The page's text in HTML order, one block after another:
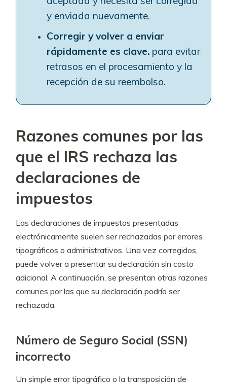
y enviada nuevamente.
Corregir y volver a enviar
rápidamente es clave. para evitar
retrasos en el procesamiento y la
recepción de su reembolso.
Razones comunes por las
que el IRS rechaza las
declaraciones de
impuestos
Las declaraciones de impuestos presentadas
electrónicamente suelen ser rechazadas por errores
tipográficos o administrativos. Una vez corregidos,
puede volver a presentar su declaración sin costo
adicional. A continuación, se presentan otras razones
comunes por las que su declaración podría ser
rechazada.
Número de Seguro Social (SSN)
incorrecto
Un simple error tipográfico o la transposición de